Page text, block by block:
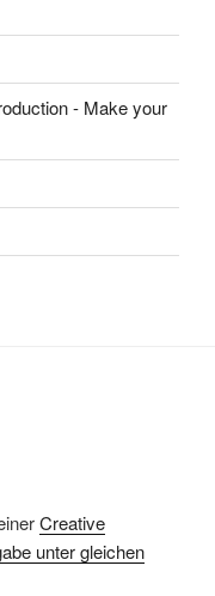
- Make your
Creative
unter gleichen